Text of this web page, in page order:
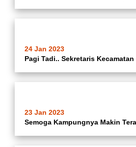
24 Jan 2023
23 Jan 2023